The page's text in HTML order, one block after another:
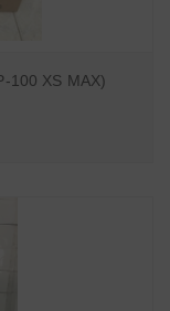
100 XS MAX)